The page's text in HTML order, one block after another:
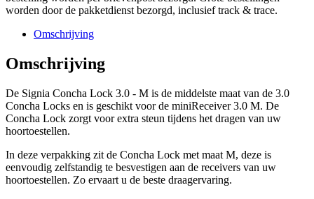
worden door de pakketdienst bezorgd, inclusief track & trace.
Omschrijving
Omschrijving
De Signia Concha Lock 3.0 - M is de middelste maat van de 3.0
Concha Locks en is geschikt voor de miniReceiver 3.0 M. De
Concha Lock zorgt voor extra steun tijdens het dragen van uw
hoortoestellen.
In deze verpakking zit de Concha Lock met maat M, deze is
eenvoudig zelfstandig te besvestigen aan de receivers van uw
hoortoestellen. Zo ervaart u de beste draagervaring.